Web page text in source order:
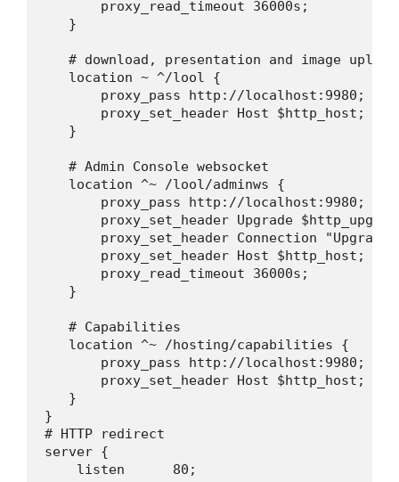
       proxy_read_timeout 36000s;
   }
   # download, presentation and image upload
   location ~ ^/lool {
       proxy_pass http://localhost:9980;
       proxy_set_header Host $http_host;
   }
   # Admin Console websocket
   location ^~ /lool/adminws {
       proxy_pass http://localhost:9980;
proxy_set_header Upgrade
proxy_set_header Connection
       proxy_set_header Host $http_host;
       proxy_read_timeout 36000s;
   }
   # Capabilities
   location ^~ /hosting/capabilities {
       proxy_pass http://localhost:9980;
       proxy_set_header Host $http_host;
   }
}
# HTTP redirect
server {
    listen      80;